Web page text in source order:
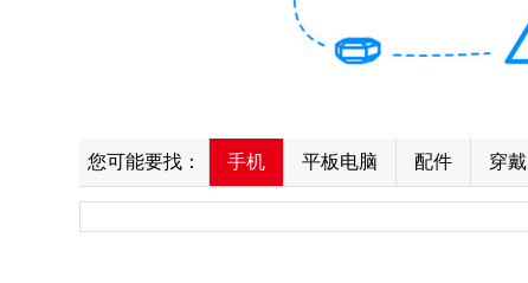
您可能要找： 手机 平板电脑 配件 穿戴